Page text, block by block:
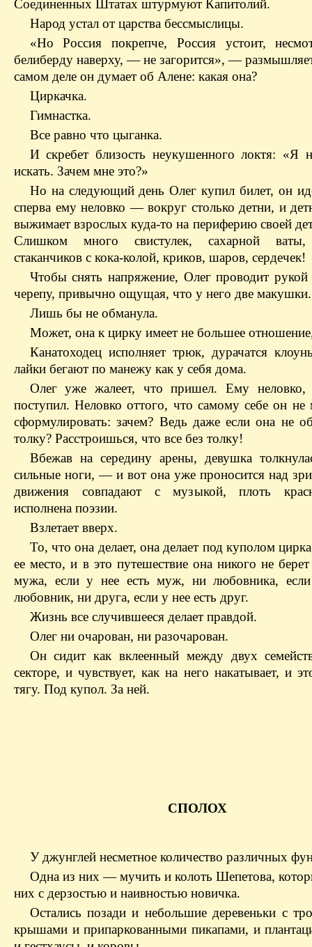
Соединенных Штатах штурмуют Капитолий.
Народ устал от царства бессмыслицы.
«Но Россия покрепче, Россия устоит,
белиберду наверху, — не загорится», —
самом деле он думает об Алене: какая она?
Циркачка.
Гимнастка.
Все равно что цыганка.
И скребет близость неукушенного локтя: «Я
искать. Зачем мне это?»
Но на следующий день Олег купил билет, он
сперва ему неловко — вокруг столько детни, и
выжимает взрослых куда-то на периферию своей
Слишком много свистулек, сахарной
стаканчиков с кока-колой, криков, шаров, сердечек!
Чтобы снять напряжение, Олег проводит
черепу, привычно ощущая, что у него две макушки.
Лишь бы не обманула.
Может, она к цирку имеет не большее
Канатоходец исполняет трюк, дурачатся
лайки бегают по манежу как у себя дома.
Олег уже жалеет, что пришел. Ему
поступил. Неловко оттого, что самому себе он не
сформулировать: зачем? Ведь даже если она не
толку? Расстроишься, что все без толку!
Вбежав на середину арены, девушка
сильные ноги, — и вот она уже проносится над
движения совпадают с музыкой, плоть
исполнена поэзии.
Взлетает вверх.
То, что она делает, она делает под куполом
ее место, и в это путешествие она никого не
мужа, если у нее есть муж, ни любовника,
любовник, ни друга, если у нее есть друг.
Жизнь все случившееся делает правдой.
Олег ни очарован, ни разочарован.
Он сидит как вклеенный между двух
секторе, и чувствует, как на него накатывает, и
тягу. Под купол. За ней.
СПОЛОХ
У джунглей несметное количество различных
Одна из них — мучить и колоть Шепетова,
них с дерзостью и наивностью новичка.
Остались позади и небольшие деревеньки с
крышами и припаркованными пикапами, и